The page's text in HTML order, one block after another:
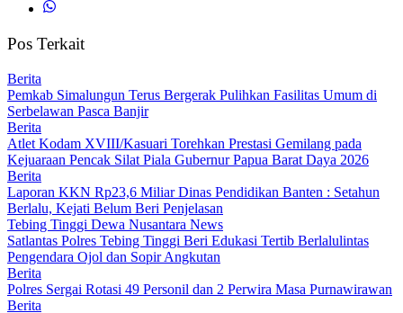
Pos Terkait
Berita
Pemkab Simalungun Terus Bergerak Pulihkan Fasilitas Umum di
Serbelawan Pasca Banjir
Berita
Atlet Kodam XVIII/Kasuari Torehkan Prestasi Gemilang pada
Kejuaraan Pencak Silat Piala Gubernur Papua Barat Daya 2026
Berita
Laporan KKN Rp23,6 Miliar Dinas Pendidikan Banten : Setahun
Berlalu, Kejati Belum Beri Penjelasan
Tebing Tinggi Dewa Nusantara News
Satlantas Polres Tebing Tinggi Beri Edukasi Tertib Berlalulintas
Pengendara Ojol dan Sopir Angkutan
Berita
Polres Sergai Rotasi 49 Personil dan 2 Perwira Masa Purnawirawan
Berita